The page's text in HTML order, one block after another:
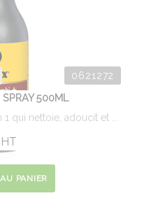
0621272
SPRAY 500ML
qui nettoie, adoucit et ...
HT
PANIER